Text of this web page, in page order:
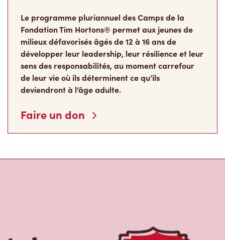
Le programme pluriannuel des Camps de la
Fondation Tim Hortons® permet aux jeunes de
milieux défavorisés âgés de 12 à 16 ans de
développer leur leadership, leur résilience et leur
sens des responsabilités, au moment carrefour
de leur vie où ils déterminent ce qu’ils
deviendront à l’âge adulte.
Faire un don